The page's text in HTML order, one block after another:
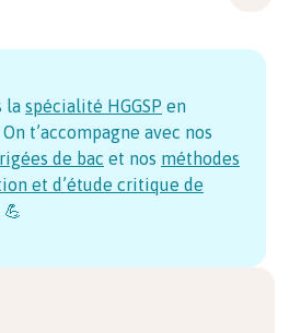
la spécialité HGGSP en
t’accompagne avec nos
de bac et nos méthodes
et d’étude critique de
💪